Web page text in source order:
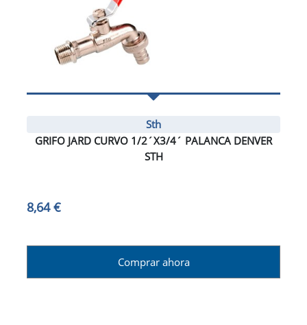
Sth
GRIFO JARD CURVO 1/2´X3/4´ PALANCA DENVER
STH
8,64 €
Comprar ahora